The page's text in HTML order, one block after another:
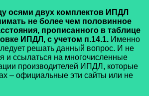
осями двух комплектов ИПДЛ
не более чем половинное
прописанного в таблице
ИПДЛ, с учетом п.14.1. Именно
решать данный вопрос. И не
и ссылаться на многочисленные
производителей ИПДЛ, которые
– официальные эти сайты или не